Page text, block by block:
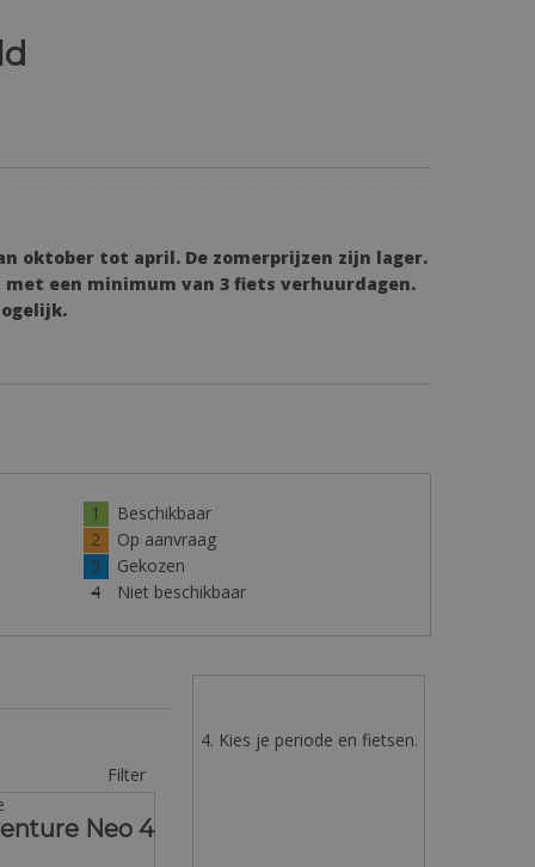
oktober tot april. De zomerprijzen zijn lager.
een minimum van 3 fiets verhuurdagen.
1
Beschikbaar
2
Op aanvraag
3
Gekozen
4
Niet beschikbaar
Filter
Neo 4
4. Kies je periode en fietsen.